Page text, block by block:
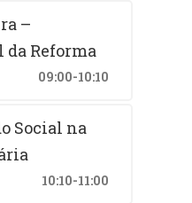
–
da Reforma
09:00-10:10
Social na
10:10-11:00